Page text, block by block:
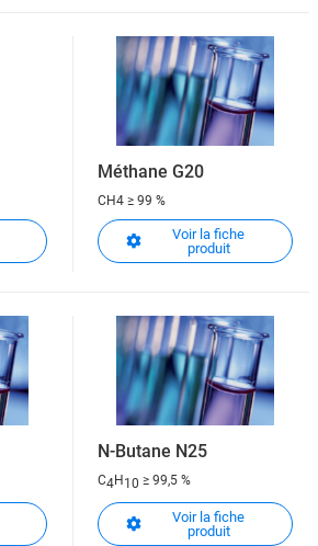
Méthane G20
CH4 ≥ 99 %
Voir la fiche
produit
N-Butane N25
C4H 10 ≥ 99,5 %
Voir la fiche
produit